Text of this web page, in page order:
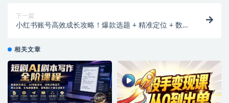
下一篇
小红书账号高效成长攻略！爆款选题 + 精准定位 + 数据
相关文章